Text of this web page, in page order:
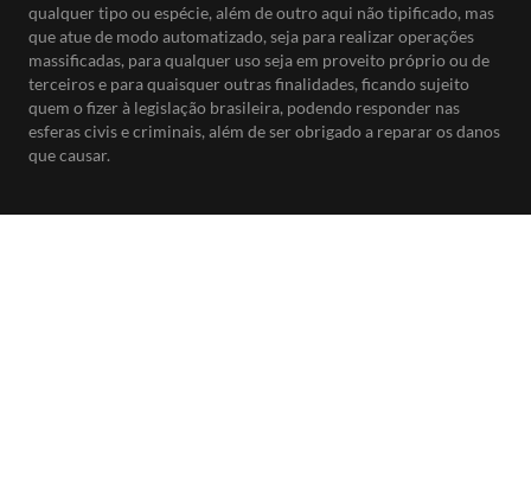
qualquer tipo ou espécie, além de outro aqui não tipificado, mas
que atue de modo automatizado, seja para realizar operações
massificadas, para qualquer uso seja em proveito próprio ou de
terceiros e para quaisquer outras finalidades, ficando sujeito
quem o fizer à legislação brasileira, podendo responder nas
esferas civis e criminais, além de ser obrigado a reparar os danos
que causar.